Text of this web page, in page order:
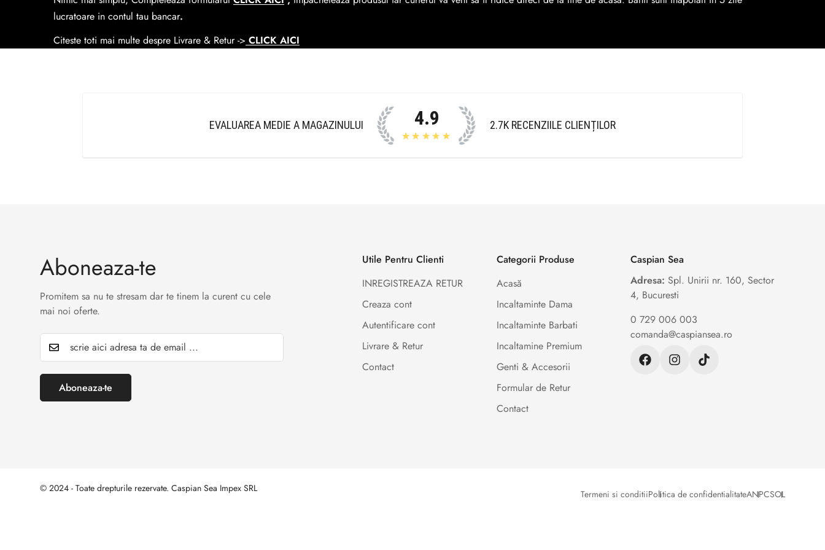
lucratoare in contul tau bancar.
Citeste toti mai multe despre Livrare & Retur -> CLICK AICI
EVALUAREA MEDIE A MAGAZINULUI 4.9
★★★★★
2.7K RECENZIILE CLIENȚILOR
Aboneaza-te
Promitem sa nu te stresam dar te tinem la curent cu cele
mai noi oferte.
Aboneaza-te
Utile Pentru Clienti
INREGISTREAZA RETUR
Creaza cont
Autentificare cont
Livrare & Retur
Contact
Categorii Produse
Acasă
Incaltaminte Dama
Incaltaminte Barbati
Incaltamine Premium
Genti & Accesorii
Formular de Retur
Contact
Caspian Sea
Adresa: Spl. Unirii nr. 160, Sector
4, Bucuresti
0 729 006 003
comanda@caspiansea.ro
© 2024 - Toate drepturile rezervate. Caspian Sea Impex SRL Termeni si conditiiPolitica de confidentialitateANPCSOL